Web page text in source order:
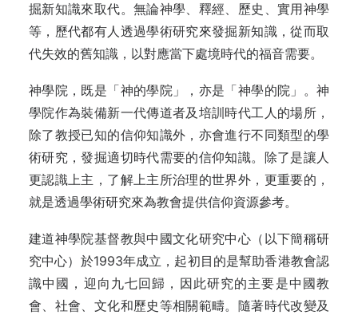
掘新知識來取代。無論神學、釋經、歷史、實用神學
等，歷代都有人透過學術研究來發掘新知識，從而取
代失效的舊知識，以對應當下處境時代的福音需要。
神學院，既是「神的學院」，亦是「神學的院」。神
學院作為裝備新一代傳道者及培訓時代工人的場所，
除了教授已知的信仰知識外，亦會進行不同類型的學
術研究，發掘適切時代需要的信仰知識。除了是讓人
更認識上主，了解上主所治理的世界外，更重要的，
就是透過學術研究來為教會提供信仰資源參考。
建道神學院基督教與中國文化研究中心（以下簡稱研
究中心）於1993年成立，起初目的是幫助香港教會認
識中國，迎向九七回歸，因此研究的主要是中國教
會、社會、文化和歷史等相關範疇。隨著時代改變及